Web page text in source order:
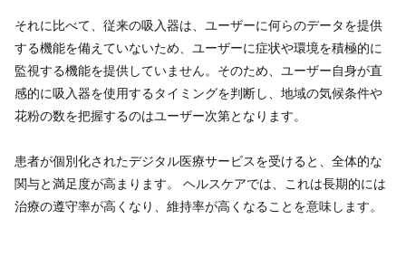
それに比べて、従来の吸入器は、ユーザーに何らのデータを提供
する機能を備えていないため、ユーザーに症状や環境を積極的に
監視する機能を提供していません。そのため、ユーザー自身が直
感的に吸入器を使用するタイミングを判断し、地域の気候条件や
花粉の数を把握するのはユーザー次第となります。
患者が個別化されたデジタル医療サービスを受けると、全体的な
関与と満足度が高まります。 ヘルスケアでは、これは長期的には
治療の遵守率が高くなり、維持率が高くなることを意味します。